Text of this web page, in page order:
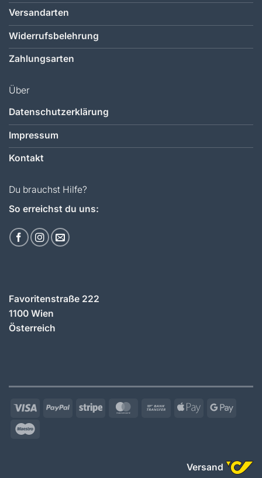
Versandarten
Widerrufsbelehrung
Zahlungsarten
Über
Datenschutzerklärung
Impressum
Kontakt
Du brauchst Hilfe?
So erreichst du uns:
Favoritenstraße 222
1100 Wien
Österreich
Visa PayPal Stripe MasterCard
Bank
Apple
Versand